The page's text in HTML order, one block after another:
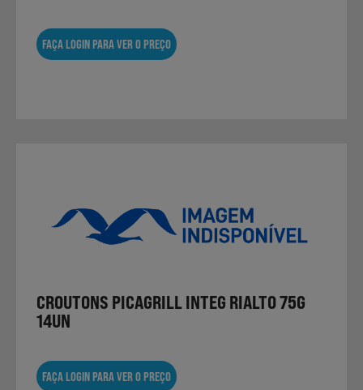
Padaria e Pastelaria
Produtos Vegetarianos
Sobremesas
Ração para Animais
FAÇA LOGIN PARA VER O PREÇO
CROUTONS PICAGRILL INTEG RIALTO 75G
14UN
FAÇA LOGIN PARA VER O PREÇO